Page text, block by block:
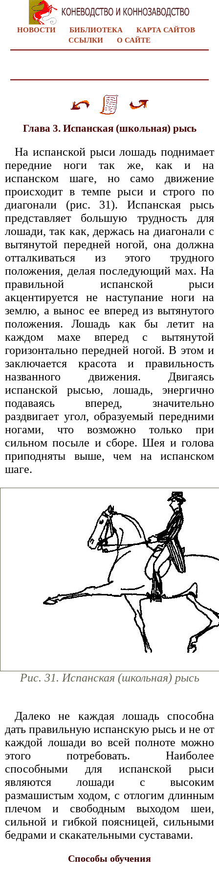
НОВОСТИ БИБЛИОТЕКА
КАРТА САЙТОВ
ССЫЛКИ
О САЙТЕ
Глава 3. Испанская (школьная) рысь
На испанской рыси лошадь поднимает
передние ноги так же, как и на
испанском шаге, но само движение
происходит в темпе рыси и строго по
диагонали (рис. 31). Испанская рысь
представляет большую трудность для
лошади, так как, держась на диагонали с
вытянутой передней ногой, она должна
отталкиваться из этого трудного
положения, делая последующий мах. На
правильной испанской рыси
акцентируется не наступание ноги на
землю, а вынос ее вперед из вытянутого
положения. Лошадь как бы летит на
каждом махе вперед с вытянутой
горизонтально передней ногой. В этом и
заключается красота и правильность
названного движения. Двигаясь
испанской рысью, лошадь, энергично
подаваясь вперед, значительно
раздвигает угол, образуемый передними
ногами, что возможно только при
сильном посыле и сборе. Шея и голова
приподняты выше, чем на испанском
шаге.
Рис. 31. Испанская (школьная) рысь
Далеко не каждая лошадь способна
дать правильную испанскую рысь и не от
каждой лошади во всей полноте можно
этого потребовать. Наиболее
способными для испанской рыси
являются лошади с высоким
размашистым ходом, с отлогим длинным
плечом и свободным выходом шеи,
сильной и гибкой поясницей, сильными
бедрами и скакательными суставами.
Способы обучения